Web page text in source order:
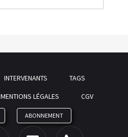
INTERVENANTS
TAGS
MENTIONS LÉGALES CGV
ABONNEMENT